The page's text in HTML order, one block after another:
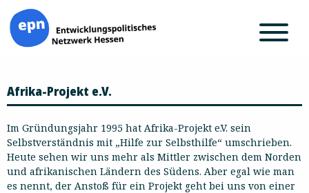
Inhalt
springen
Afrika-Projekt e.V.
Im Gründungsjahr 1995 hat Afrika-Projekt e.V. sein
Selbstverständnis mit „Hilfe zur Selbsthilfe“ umschrieben.
Heute sehen wir uns mehr als Mittler zwischen dem Norden
und afrikanischen Ländern des Südens. Aber egal wie man
es nennt, der Anstoß für ein Projekt geht bei uns von einer